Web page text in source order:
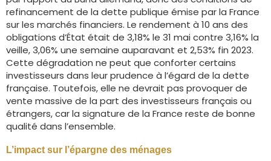
refinancement de la dette publique émise par la France
sur les marchés financiers. Le rendement à 10 ans des
obligations d’État était de 3,18% le 31 mai contre 3,16% la
veille, 3,06% une semaine auparavant et 2,53% fin 2023.
Cette dégradation ne peut que conforter certains
investisseurs dans leur prudence à l’égard de la dette
française. Toutefois, elle ne devrait pas provoquer de
vente massive de la part des investisseurs français ou
étrangers, car la signature de la France reste de bonne
qualité dans l’ensemble.
L’impact sur l’épargne des ménages